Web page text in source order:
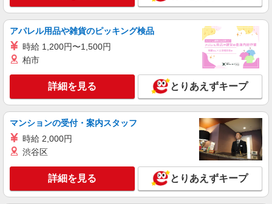
アパレル用品や雑貨のピッキング検品
時給 1,200円〜1,500円
柏市
詳細を見る とりあえずキープ
マンションの受付・案内スタッフ
時給 2,000円
渋谷区
詳細を見る とりあえずキープ